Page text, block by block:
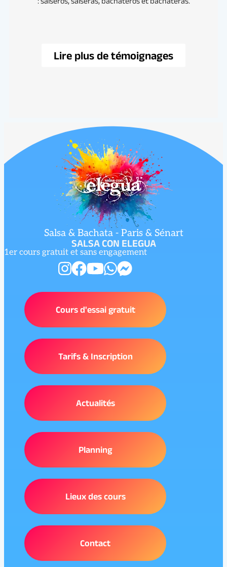
Lire plus de témoignages
Salsa & Bachata - Paris & Sénart
SALSA CON ELEGUA
1er cours gratuit et sans engagement
Cours d'essai gratuit
Tarifs & Inscription
Actualités
Planning
Lieux des cours
Contact